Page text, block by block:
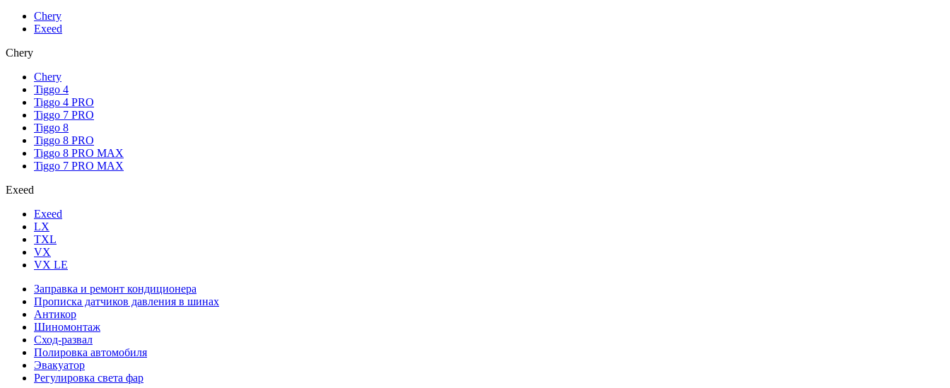
Chery
Exeed
Chery
Chery
Tiggo 4
Tiggo 4 PRO
Tiggo 7 PRO
Tiggo 8
Tiggo 8 PRO
Tiggo 8 PRO MAX
Tiggo 7 PRO MAX
Exeed
Exeed
LX
TXL
VX
VX LE
Заправка и ремонт кондиционера
Прописка датчиков давления в шинах
Антикор
Шиномонтаж
Сход-развал
Полировка автомобиля
Эвакуатор
Регулировка света фар